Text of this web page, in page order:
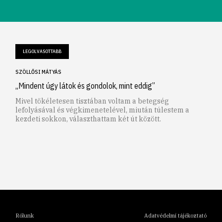
LEGOLVASOTTABB
SZÖLLŐSI MÁTYÁS
„Mindent úgy látok és gondolok, mint eddig”
Mivel tökéletesen tisztában voltam a betegség
lefolyásával és végkimenetelével, miután túlestem a
kezdeti sokkon, választhattam két út között.
Rólunk Adatvédelmi tájékoztató